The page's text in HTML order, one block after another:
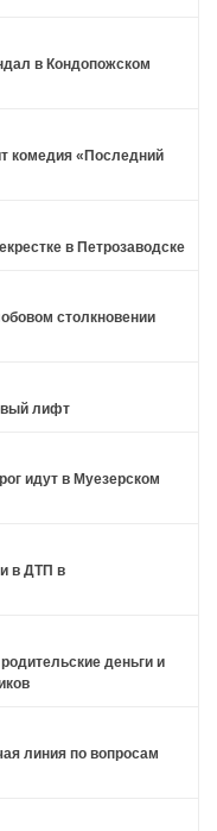
в Кондопожском
комедия «Последний
в Петрозаводске
столкновении
лифт
идут в Муезерском
в ДТП в
деньги и
линия по вопросам